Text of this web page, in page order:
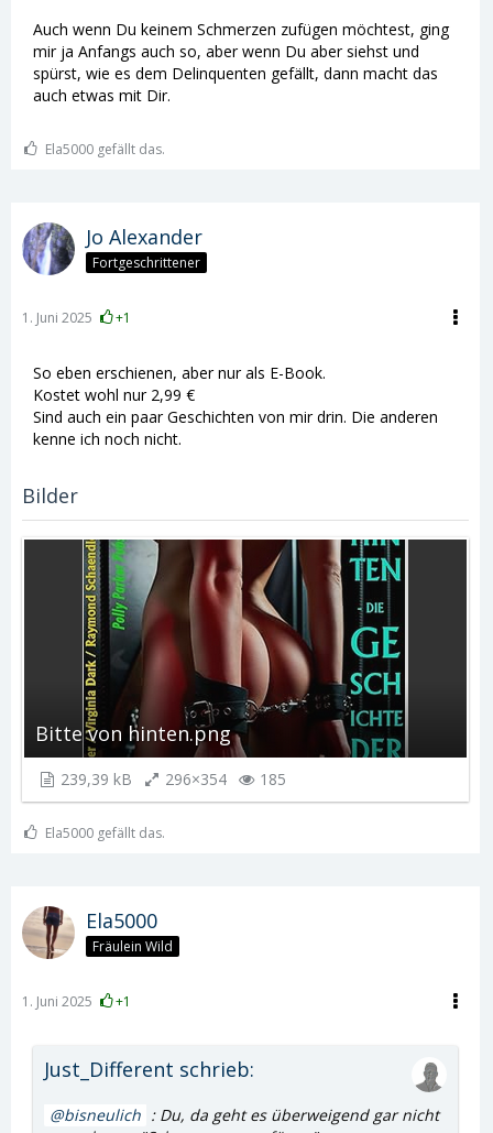
Auch wenn Du keinem Schmerzen zufügen möchtest, ging
mir ja Anfangs auch so, aber wenn Du aber siehst und
spürst, wie es dem Delinquenten gefällt, dann macht das
auch etwas mit Dir.
Ela5000 gefällt das.
Jo Alexander
Fortgeschrittener
1. Juni 2025 +1
So eben erschienen, aber nur als E-Book.
Kostet wohl nur 2,99 €
Sind auch ein paar Geschichten von mir drin. Die anderen
kenne ich noch nicht.
Bilder
Bitte von hinten.png
239,39 kB 296×354 185
Ela5000 gefällt das.
Ela5000
Fräulein Wild
1. Juni 2025 +1
Just_Different schrieb:
bisneulich : Du, da geht es überweigend gar nicht